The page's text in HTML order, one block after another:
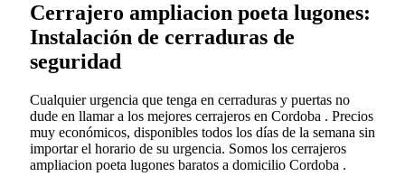
Cerrajero ampliacion poeta lugones:
Instalación de cerraduras de
seguridad
Cualquier urgencia que tenga en cerraduras y puertas no
dude en llamar a los mejores cerrajeros en Cordoba . Precios
muy económicos, disponibles todos los días de la semana sin
importar el horario de su urgencia. Somos los cerrajeros
ampliacion poeta lugones baratos a domicilio Cordoba .